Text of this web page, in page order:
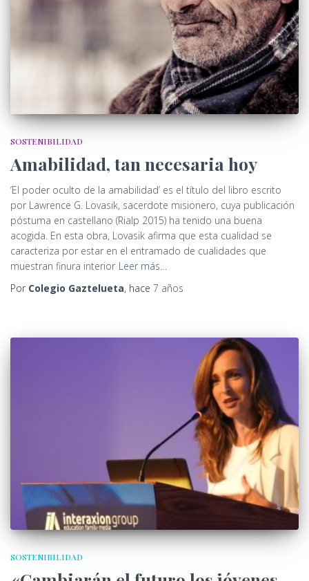
SOSTENIBILIDAD
Amabilidad, tan necesaria hoy
‘El poder oculto de la amabilidad’ es el título del libro escrito
por Lawrence G. Lovasik, sacerdote misionero, cuya publicación
póstuma en castellano (Rialp 2015) ha tenido una buena
acogida. En esta obra, Lovasik afirma que esta cualidad se
caracteriza por estar en el entramado de cualidades que
muestran finura interior Leer más…
Por Colegio Gaztelueta, hace 7 años
SOSTENIBILIDAD